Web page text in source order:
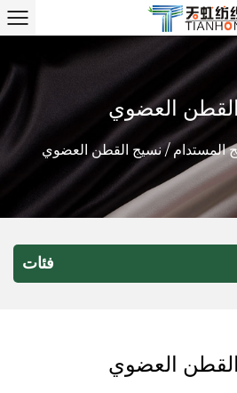
العضوي
المستدام/نسيج القطن العضوي
فئات
العضوي